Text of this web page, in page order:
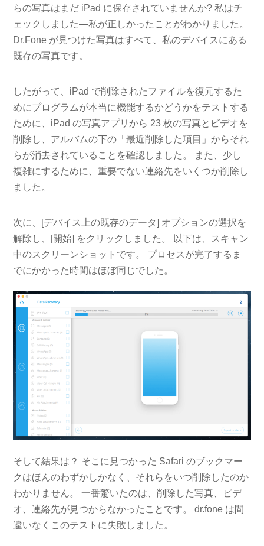
らの写真はまだ iPad に保存されていませんか? 私はチ
ェックしました—私が正しかったことがわかりました。
Dr.Fone が見つけた写真はすべて、私のデバイスにある
既存の写真です。
したがって、iPad で削除されたファイルを復元するた
めにプログラムが本当に機能するかどうかをテストする
ために、iPad の写真アプリから 23 枚の写真とビデオを
削除し、アルバムの下の「最近削除した項目」からそれ
らが消去されていることを確認しました。 また、少し
複雑にするために、重要でない連絡先をいくつか削除し
ました。
次に、[デバイス上の既存のデータ] オプションの選択を
解除し、[開始] をクリックしました。 以下は、スキャン
中のスクリーンショットです。 プロセスが完了するま
でにかかった時間はほぼ同じでした。
そして結果は？ そこに見つかった Safari のブックマー
クはほんのわずかしかなく、それらをいつ削除したのか
わかりません。 一番驚いたのは、削除した写真、ビデ
オ、連絡先が見つからなかったことです。 dr.fone は間
違いなくこのテストに失敗しました。